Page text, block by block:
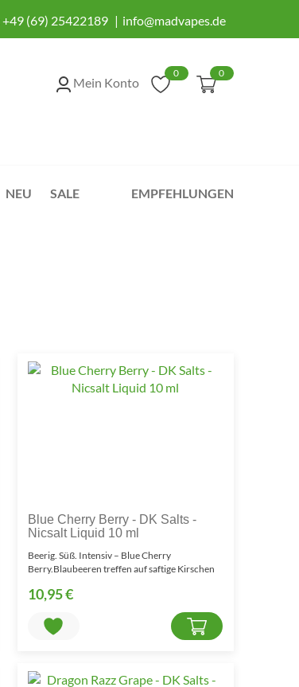
+49 (69) 25422189 info@madvapes.de
Mein Konto
0 0
NEU SALE EMPFEHLUNGEN
Blue Cherry Berry - DK Salts -
Nicsalt Liquid 10 ml
Beerig. Süß. Intensiv – Blue Cherry
Berry.Blaubeeren treffen auf saftige Kirschen
10,95 €